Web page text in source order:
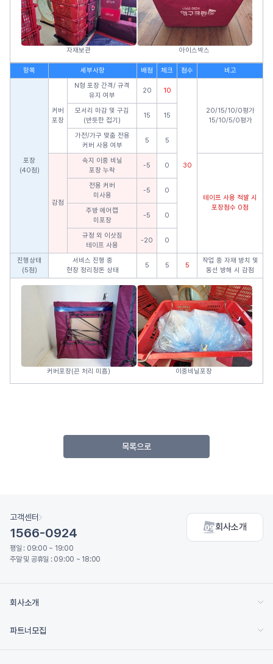
자재보관 아이스박스
항목 세부사항 배점 체크 점수 비고
포장
(40점)
커버
포장
N형 포장 간격/ 규격
유지 여부
20 10
30
20/15/10/0평가
15/10/5/0평가
모서리 마감 및 구김
(반듯한 접기)
15 15
가전/가구 맞춤 전용
커버 사용 여부
5 5
감점
속지 이중 비닐
포장 누락
-5 0
테이프 사용 적발 시
포장점수 0점
전용 커버
미사용
-5 0
주방 에어캡
미포장
-5 0
규정 외 이삿짐
테이프 사용
-20 0
진행상태
(5점)
서비스 진행 중
현장 정리정돈 상태
5 5 5
작업 중 자재 방치 및
동선 방해 시 감점
커버포장(끈 처리 미흡) 이중비닐포장
목록으로
고객센터
1566-0924
평일 : 09:00 ~ 19:00
주말 및 공휴일 : 09:00 ~ 18:00
회사소개
회사소개
파트너모집